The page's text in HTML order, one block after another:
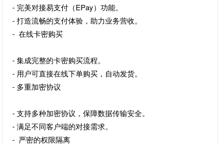
- 完美对接易支付（EPay）功能。
- 打造流畅的支付体验，助力业务营收。
- 在线卡密购买
- 集成完整的卡密购买流程。
- 用户可直接在线下单购买，自动发货。
- 多重加密协议
- 支持多种加密协议，保障数据传输安全。
- 满足不同客户端的对接需求。
- 严密的权限隔离